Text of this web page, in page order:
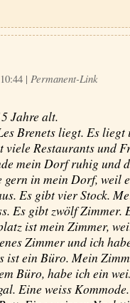
| Permanent-Link
Jahre alt.
Brenets liegt. Es
viele Restaurants und
mein Dorf ruhig und
gern in mein Dorf, weil
Es gibt vier Stock.
Es gibt zwölf Zimmer.
ist mein Zimmer,
Zimmer und ich
ist ein Büro. Mein
Büro, habe ich ein
Eine weiss